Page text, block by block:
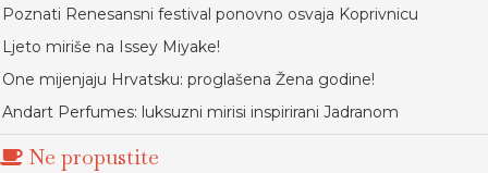
Poznati Renesansni festival ponovno osvaja Koprivnicu
Ljeto miriše na Issey Miyake!
One mijenjaju Hrvatsku: proglašena Žena godine!
Andart Perfumes: luksuzni mirisi inspirirani Jadranom
Ne propustite